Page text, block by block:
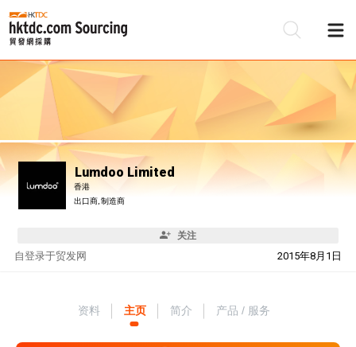
Lumdoo Limited
香港
出口商, 制造商
关注
自 2015年8月1日
登录于贸发网
资料 主页 简介 产品 / 服务